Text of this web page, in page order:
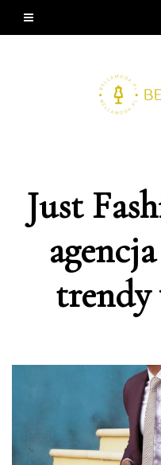
Just
trendy